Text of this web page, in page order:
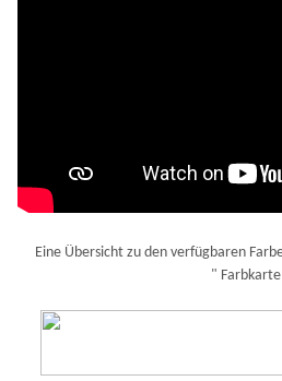
Eine Übersicht zu den verfügbaren
" Farbkarte